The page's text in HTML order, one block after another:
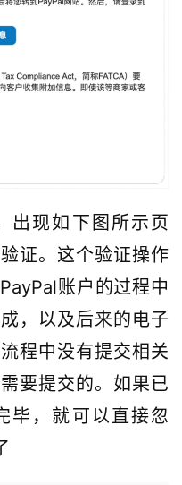
出现如下图所示页
证。这个验证操作
账户的过程中
，以及后来的电子
程中没有提交相关
要提交的。如果已
毕，就可以直接忽